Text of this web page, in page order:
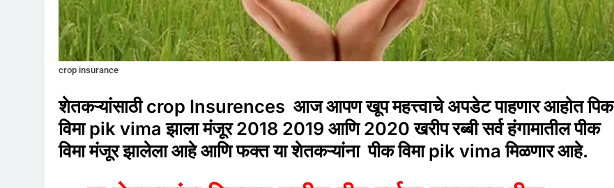
crop insurance
शेतकऱ्यांसाठी crop Insurences आज आपण खूप महत्त्वाचे अपडेट पाहणार आहोत पिक
विमा pik vima झाला मंजूर 2018 2019 आणि 2020 खरीप रब्बी सर्व हंगामातील पीक
विमा मंजूर झालेला आहे आणि फक्त या शेतकऱ्यांना पीक विमा pik vima मिळणार आहे.